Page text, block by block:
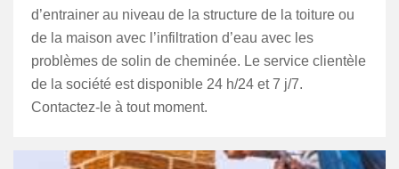
d’entrainer au niveau de la structure de la toiture ou
de la maison avec l’infiltration d’eau avec les
problèmes de solin de cheminée. Le service clientèle
de la société est disponible 24 h/24 et 7 j/7.
Contactez-le à tout moment.